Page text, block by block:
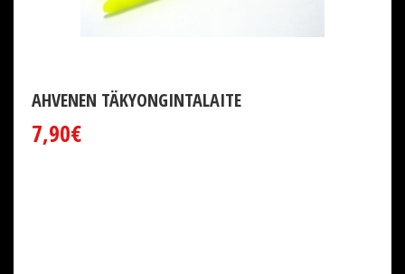
AHVENEN TÄKYONGINTALAITE
7,90€